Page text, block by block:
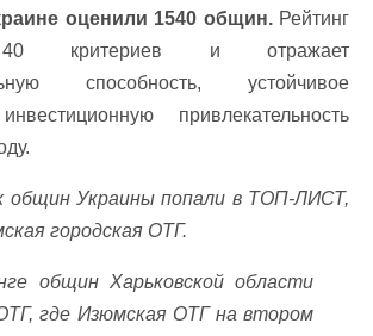
оценили 1540 общин.Рейтинг
40 критериев и отражает
способность, устойчивое
привлекательность
общин Украины попали в ТОП-ЛИСТ,
городская ОТГ.
общин Харьковской области
где Изюмская ОТГ на втором